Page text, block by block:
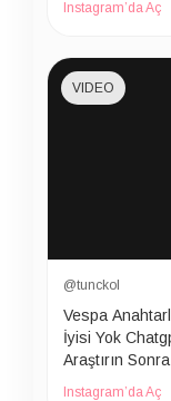
Instagram’da Aç
VIDEO
@tunckol
Vespa
İyisi Yok
Araştırın
Instagram’da Aç